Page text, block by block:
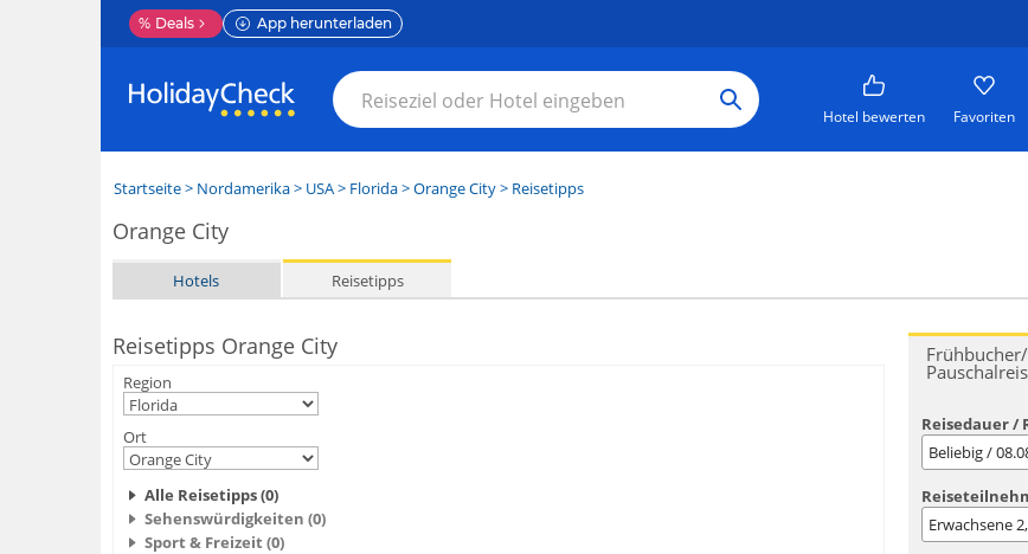
% Deals App herunterladen
Hotel bewerten Favoriten
Startseite> Nordamerika> USA> Florida>Orange City> Reisetipps
Orange City
Hotels Reisetipps
Reisetipps Orange City
Region
Ort
Alle Reisetipps (0)
Sehenswürdigkeiten (0)
Sport & Freizeit (0)
Frühbucher/
Reisedauer /
Beliebig /
Erwachsene2